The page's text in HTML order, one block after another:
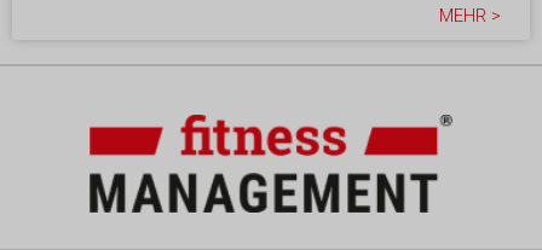
MEHR >